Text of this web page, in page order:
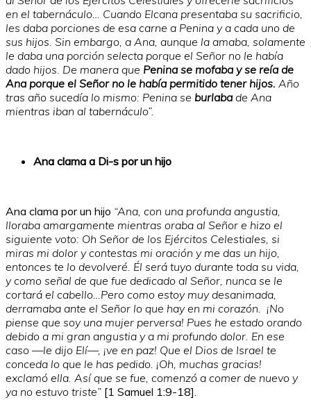
en el tabernáculo… Cuando Elcana presentaba su sacrificio,
les daba porciones de esa carne a Penina y a cada uno de
sus hijos. Sin embargo, a Ana, aunque la amaba, solamente
le daba una porción selecta porque el Señor no le había
dado hijos. De manera que Penina se mofaba y se reía de
Ana porque el Señor no le había permitido tener hijos. Año
tras año sucedía lo mismo: Penina se burlaba de Ana
mientras iban al tabernáculo”.
Ana clama a Di-s por un hijo
Ana clama por un hijo “Ana, con una profunda angustia,
lloraba amargamente mientras oraba al Señor e hizo el
siguiente voto: Oh Señor de los Ejércitos Celestiales, si
miras mi dolor y contestas mi oración y me das un hijo,
entonces te lo devolveré. Él será tuyo durante toda su vida,
y como señal de que fue dedicado al Señor, nunca se le
cortará el cabello…Pero como estoy muy desanimada,
derramaba ante el Señor lo que hay en mi corazón. ¡No
piense que soy una mujer perversa! Pues he estado orando
debido a mi gran angustia y a mi profundo dolor. En ese
caso —le dijo Elí—, ¡ve en paz! Que el Dios de Israel te
conceda lo que le has pedido. ¡Oh, muchas gracias!
exclamó ella. Así que se fue, comenzó a comer de nuevo y
ya no estuvo triste” [1 Samuel 1:9-18].